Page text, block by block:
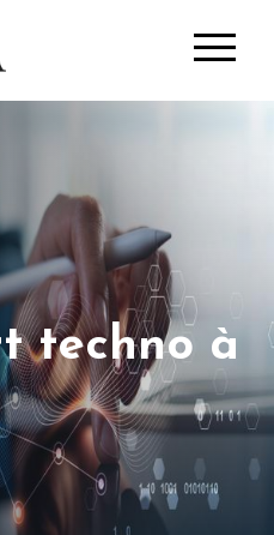
techno à